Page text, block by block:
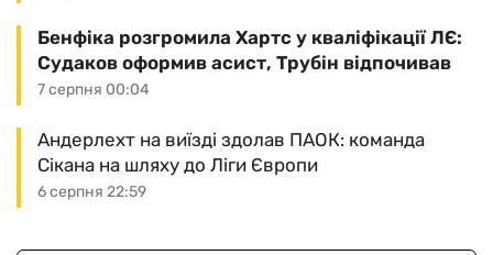
7 серпня 00:04
Бенфіка розгромила Хартс у кваліфікації ЛЄ:
Судаков оформив асист, Трубін відпочивав
6 серпня 22:59
Андерлехт на виїзді здолав ПАОК: команда
Сікана на шляху до Ліги Європи